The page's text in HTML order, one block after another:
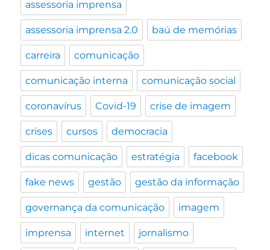
assessoria imprensa
assessoria imprensa 2.0 baú de memórias
carreira comunicação
comunicação interna comunicação social
coronavírus Covid-19 crise de imagem
crises cursos democracia
dicas comunicação estratégia facebook
fake news gestão gestão da informação
governança da comunicação imagem
imprensa internet jornalismo